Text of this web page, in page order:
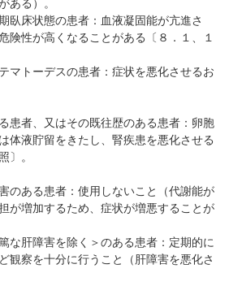
ある）。
臥床状態の患者：血液凝固能が亢進さ
険性が高くなることがある〔８．１、１
マトーデスの患者：症状を悪化させるお
患者、又はその既往歴のある患者：卵胞
体液貯留をきたし、腎疾患を悪化させる
〕。
のある患者：使用しないこと（代謝能が
が増加するため、症状が増悪することが
な肝障害を除く＞のある患者：定期的に
観察を十分に行うこと（肝障害を悪化さ